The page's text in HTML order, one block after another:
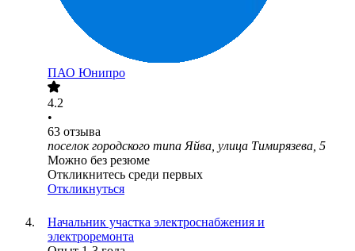
ПАО Юнипро
4.2
•
63 отзыва
поселок городского типа Яйва, улица Тимирязева, 5
Можно без резюме
Откликнитесь среди первых
Откликнуться
Начальник участка электроснабжения и
электроремонта